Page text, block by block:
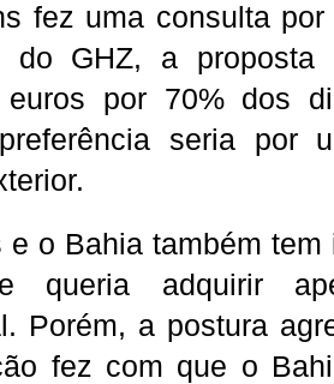
fez uma consulta
do GHZ, a
por 70% dos
seria por
e o Bahia também tem
queria adquirir
Porém, a postura
fez com que o